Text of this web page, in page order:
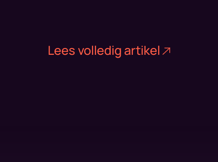
Lees volledig artikel